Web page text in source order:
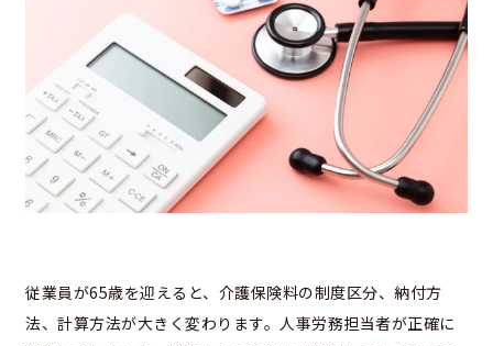
従業員が65歳を迎えると、介護保険料の制度区分、納付方
法、計算方法が大きく変わります。人事労務担当者が正確に